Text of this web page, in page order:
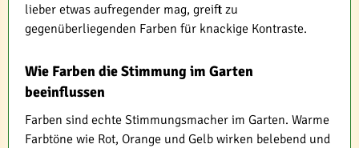
lieber etwas aufregender mag, greift zu
gegenüberliegenden Farben für knackige Kontraste.
Wie Farben die Stimmung im Garten
beeinflussen
Farben sind echte Stimmungsmacher im Garten. Warme
Farbtöne wie Rot, Orange und Gelb wirken belebend und